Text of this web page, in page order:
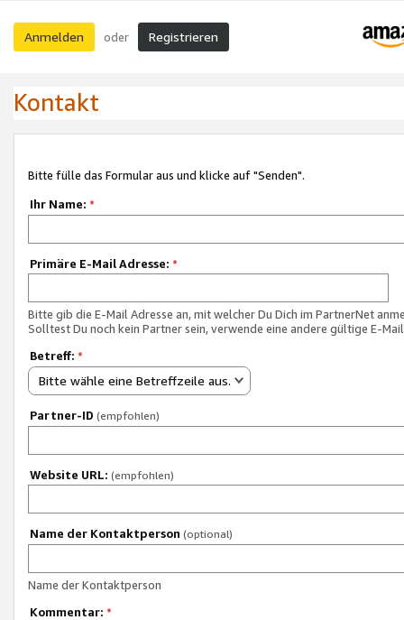
Anmelden oder Registrieren
Kontakt
Bitte fülle das Formular aus und klicke auf "Senden".
Ihr Name: *
Primäre E-Mail Adresse: *
Bitte gib die E-Mail Adresse an, mit welcher Du Dich im PartnerNet
Solltest Du noch kein Partner sein, verwende eine andere gültige E-
Betreff: *
Bitte wähle eine Betreffzeile aus.
Partner-ID (empfohlen)
Website URL: (empfohlen)
Name der Kontaktperson (optional)
Name der Kontaktperson
Kommentar: *